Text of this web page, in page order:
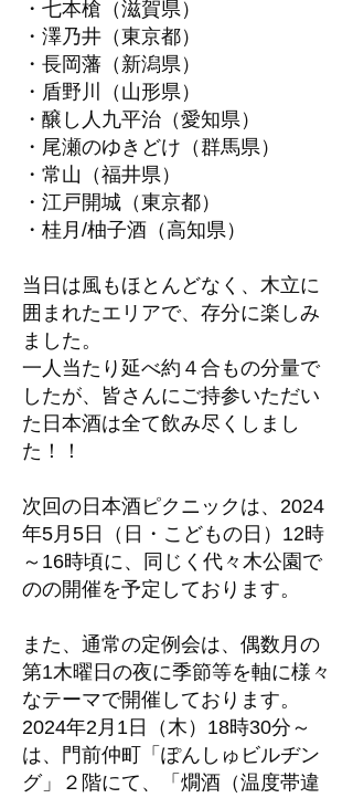
・七本槍（滋賀県）
・澤乃井（東京都）
・長岡藩（新潟県）
・盾野川（山形県）
・醸し人九平治（愛知県）
・尾瀬のゆきどけ（群馬県）
・常山（福井県）
・江戸開城（東京都）
・桂月/柚子酒（高知県）
当日は風もほとんどなく、木立に
囲まれたエリアで、存分に楽しみ
ました。
一人当たり延べ約４合もの分量で
したが、皆さんにご持参いただい
た日本酒は全て飲み尽くしまし
た！！
次回の日本酒ピクニックは、2024
年5月5日（日・こどもの日）12時
～16時頃に、同じく代々木公園で
のの開催を予定しております。
また、通常の定例会は、偶数月の
第1木曜日の夜に季節等を軸に様々
なテーマで開催しております。
2024年2月1日（木）18時30分～
は、門前仲町「ぽんしゅビルヂン
グ」２階にて、「燗酒（温度帯違